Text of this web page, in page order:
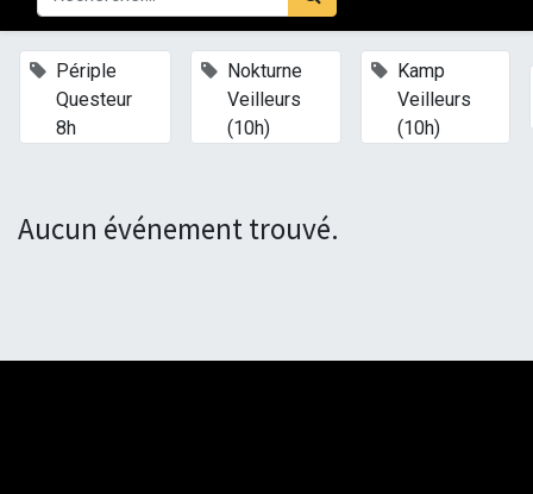
Périple
Questeur
8h
Nokturne
Veilleurs
(10h)
Kamp
Veilleurs
(10h)
Aucun événement trouvé.